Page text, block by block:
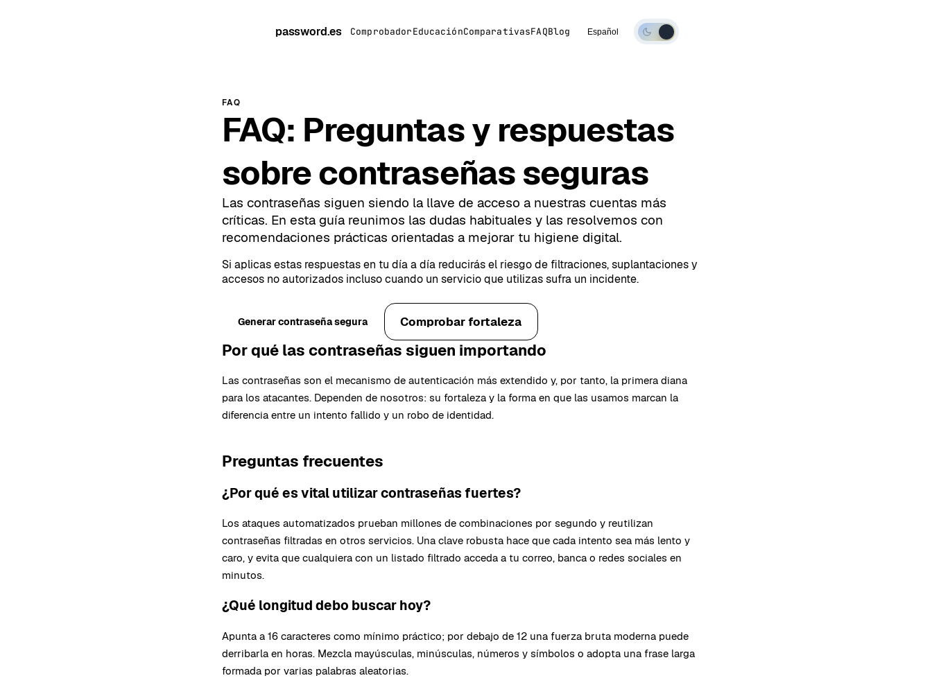
password.es ComprobadorEducaciónComparativasFAQBlog Español
Modo
FAQ
FAQ: Preguntas y respuestas
sobre contraseñas seguras
Las contraseñas siguen siendo la llave de acceso a nuestras cuentas más
críticas. En esta guía reunimos las dudas habituales y las resolvemos con
recomendaciones prácticas orientadas a mejorar tu higiene digital.
Si aplicas estas respuestas en tu día a día reducirás el riesgo de filtraciones, suplantaciones y
accesos no autorizados incluso cuando un servicio que utilizas sufra un incidente.
Generar contraseña segura Comprobar fortaleza
Por qué las contraseñas siguen importando
Las contraseñas son el mecanismo de autenticación más extendido y, por tanto, la primera diana
para los atacantes. Dependen de nosotros: su fortaleza y la forma en que las usamos marcan la
diferencia entre un intento fallido y un robo de identidad.
Preguntas frecuentes
¿Por qué es vital utilizar contraseñas fuertes?
Los ataques automatizados prueban millones de combinaciones por segundo y reutilizan
contraseñas filtradas en otros servicios. Una clave robusta hace que cada intento sea más lento y
caro, y evita que cualquiera con un listado filtrado acceda a tu correo, banca o redes sociales en
minutos.
¿Qué longitud debo buscar hoy?
Apunta a 16 caracteres como mínimo práctico; por debajo de 12 una fuerza bruta moderna puede
derribarla en horas. Mezcla mayúsculas, minúsculas, números y símbolos o adopta una frase larga
formada por varias palabras aleatorias.